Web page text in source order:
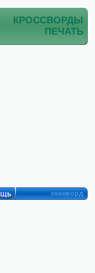
КРОССВОРДЫ
ПЕЧАТЬ
сканворд